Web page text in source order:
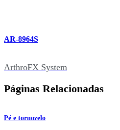
AR-8964S
ArthroFX System
Páginas Relacionadas
Pé e tornozelo